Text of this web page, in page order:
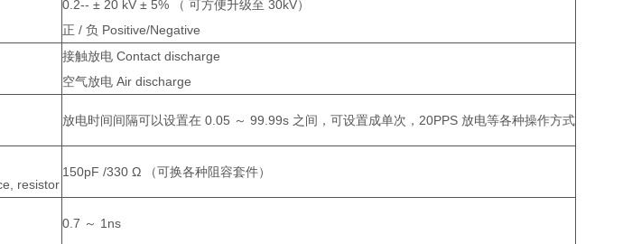
0.2-- ± 20 kV ± 5% （ 可方便升级至 30kV）
正 / 负 Positive/Negative
接触放电 Contact discharge
空气放电 Air discharge
放电时间间隔可以设置在 0.05 ～ 99.99s 之间，可设置成单次，20PPS 放电等各种操作方式
resistor
150pF /330 Ω （可换各种阻容套件）
0.7 ～ 1ns